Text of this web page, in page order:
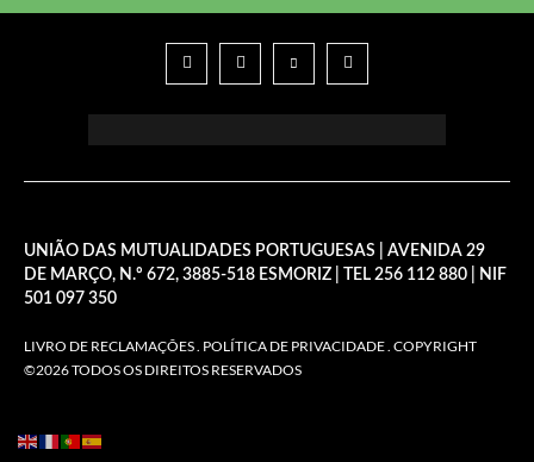
UNIÃO DAS MUTUALIDADES PORTUGUESAS | AVENIDA 29
DE MARÇO, N.º 672, 3885-518 ESMORIZ | TEL 256 112 880 | NIF
501 097 350
LIVRO DE RECLAMAÇÕES POLÍTICA DE PRIVACIDADE . COPYRIGHT
©2026 TODOS OS DIREITOS RESERVADOS